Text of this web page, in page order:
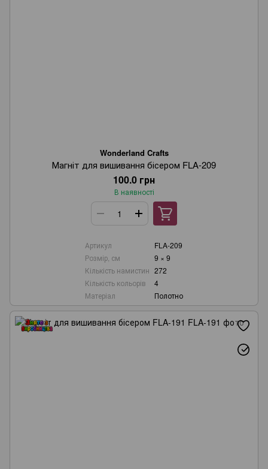
Wonderland Crafts
Магніт для вишивання бісером FLA-209
100.0 грн
В наявності
Артикул
FLA-209
Розмір, см
9 × 9
Кількість намистин 272
Кількість кольорів
4
Матеріал
Полотно